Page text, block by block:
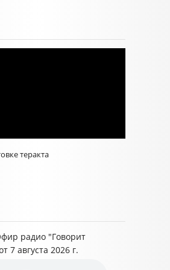
теракта
радио "Говорит
7 августа 2026 г.